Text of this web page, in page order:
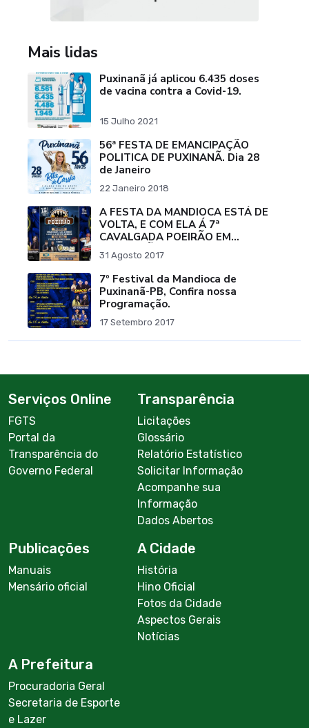
Mais lidas
Puxinanã já aplicou 6.435 doses
de vacina contra a Covid-19.
15 Julho 2021
56ª FESTA DE EMANCIPAÇÃO
POLITICA DE PUXINANÃ. Dia 28
de Janeiro
22 Janeiro 2018
A FESTA DA MANDIOCA ESTÁ DE
VOLTA, E COM ELA Á 7ª
CAVALGADA POEIRÃO EM
PUXINANÃ.
31 Agosto 2017
7º Festival da Mandioca de
Puxinanã-PB, Confira nossa
Programação.
17 Setembro 2017
Serviços Online
FGTS
Portal da
Transparência do
Governo Federal
Transparência
Licitações
Glossário
Relatório Estatístico
Solicitar Informação
Acompanhe sua
Informação
Dados Abertos
Publicações
Manuais
Mensário oficial
A Cidade
História
Hino Oficial
Fotos da Cidade
Aspectos Gerais
Notícias
A Prefeitura
Procuradoria Geral
Secretaria de Esporte
e Lazer